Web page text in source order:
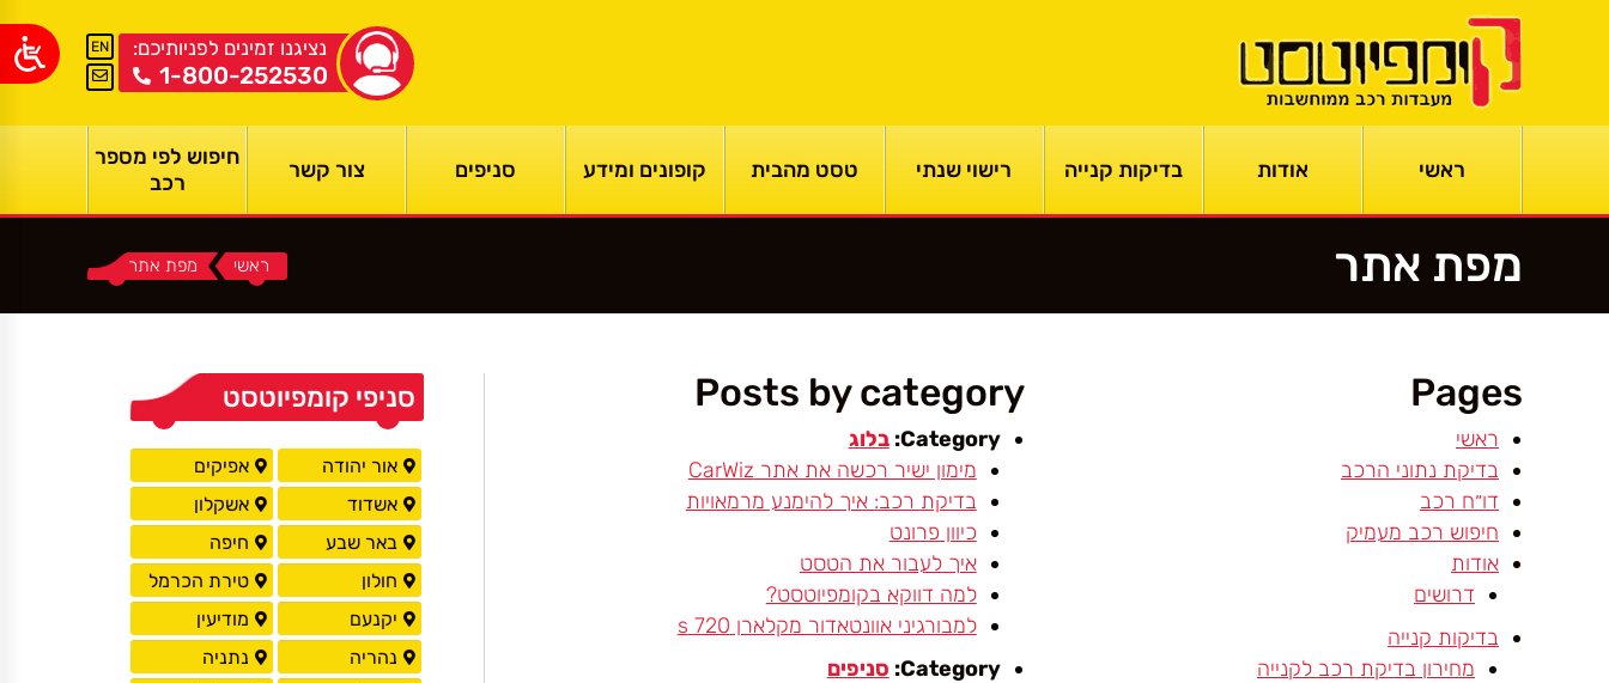
נציגנו זמינים לפניותיכם:
1-800-252530
EN
ראשי אודות בדיקות קנייה רישוי שנתי טסט מהבית קופונים ומידע סניפים צור קשר
חיפוש לפי מספר
רכב
מפת אתר You are here:
ראשי מפת אתר
Pages
ראשי
בדיקת נתוני הרכב
דו״ח רכב
חיפוש רכב מעמיק
אודות
דרושים
בדיקות קנייה
מחירון בדיקת רכב לקנייה
Posts by category
Category: בלוג
מימון ישיר רכשה את אתר CarWiz
בדיקת רכב: איך להימנע מרמאויות
כיוון פרונט
איך לעבור את הטסט
למה דווקא בקומפיוטסט?
למבורגיני אוונטאדור מקלארן 720 s
Category: סניפים
סניפי קומפיוטסט
אור יהודה
אפיקים
אשדוד
אשקלון
באר שבע
חיפה
חולון
טירת הכרמל
יקנעם
מודיעין
נהריה
נתניה